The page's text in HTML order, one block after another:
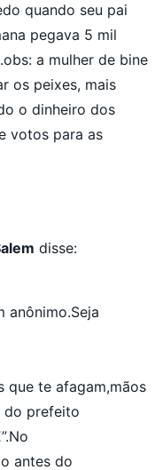
quando seu pai
pegava 5 mil
a mulher de bine
os peixes, mais
o dinheiro dos
votos para as
disse:
anônimo.Seja
que te afagam,mãos
do prefeito
antes do